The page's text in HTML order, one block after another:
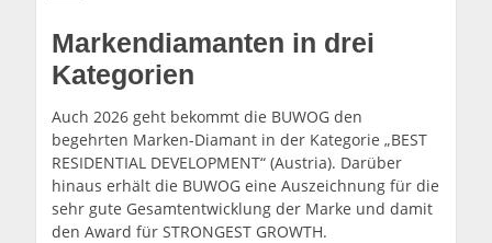
Markendiamanten in drei
Kategorien
Auch 2026 geht bekommt die BUWOG den
begehrten Marken-Diamant in der Kategorie „BEST
RESIDENTIAL DEVELOPMENT“ (Austria). Darüber
hinaus erhält die BUWOG eine Auszeichnung für die
sehr gute Gesamtentwicklung der Marke und damit
den Award für STRONGEST GROWTH.